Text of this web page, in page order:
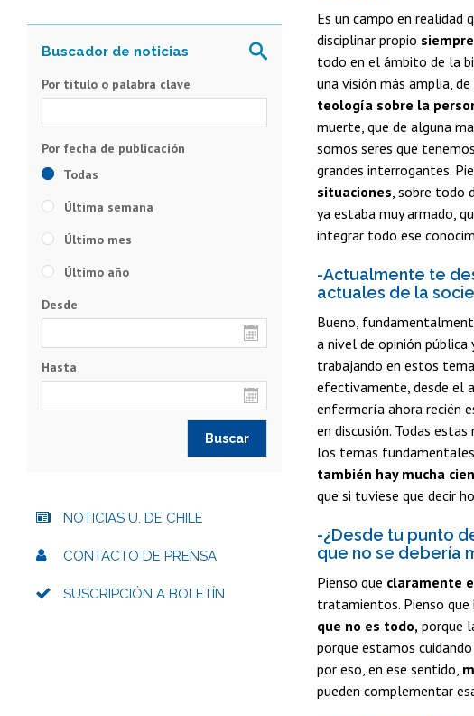
Es un campo en
disciplinar propio
todo en el ámbito de la
una visión más amplia,
teología sobre la
muerte, que de alguna
somos seres que
grandes interrogantes.
situaciones, sobre todo
ya estaba muy armado,
integrar todo ese
-Actualmente te
actuales de la
Bueno,
a nivel de opinión pública
trabajando en estos
efectivamente, desde el
enfermería ahora recién
en discusión. Todas
los temas fundamentales
también hay mucha
que si tuviese que decir
-¿Desde tu punto
que no se debería
Pienso que claramente
tratamientos. Pienso que
que no es todo, porque
porque estamos
por eso, en ese sentido,
pueden complementar
Por título o palabra clave
Todas
Última semana
Último mes
Último año
Desde
Hasta
NOTICIAS U. DE CHILE
CONTACTO DE PRENSA
SUSCRIPCIÓN A BOLETÍN